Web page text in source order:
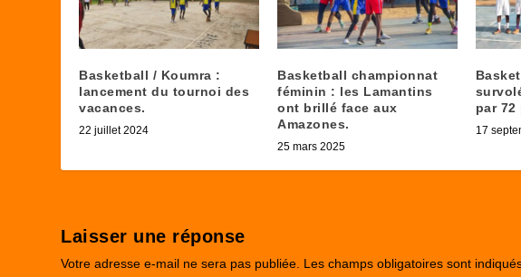
Basketball / Koumra :
lancement du tournoi des
vacances.
22 juillet 2024
Basketball championnat
féminin : les Lamantins
ont brillé face aux
Amazones.
25 mars 2025
par
17
Laisser une réponse
Votre adresse e-mail ne sera pas publiée. Les champs obligatoires sont